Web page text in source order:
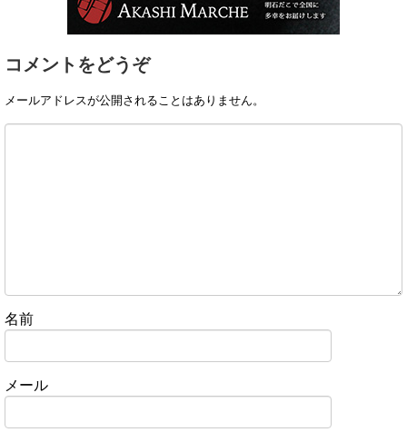
コメントをどうぞ
メールアドレスが公開されることはありません。
名前
メール